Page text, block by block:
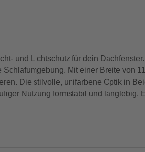
und Lichtschutz für dein
Mit einer Breite von
Die stilvolle, unifarbene Optik in
Nutzung formstabil und langlebig.